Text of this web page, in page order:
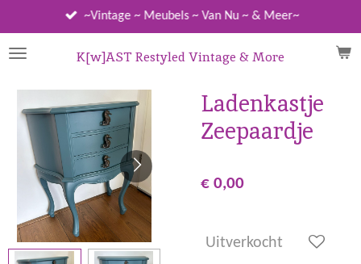
direct
naar
hoofdinhoud
K[w]AST Restyled Vintage & More
~Vintage ~ Meubels ~ Van Nu ~ & Meer~
Ladenkastje
Zeepaardje
€ 0,00
Uitverkocht